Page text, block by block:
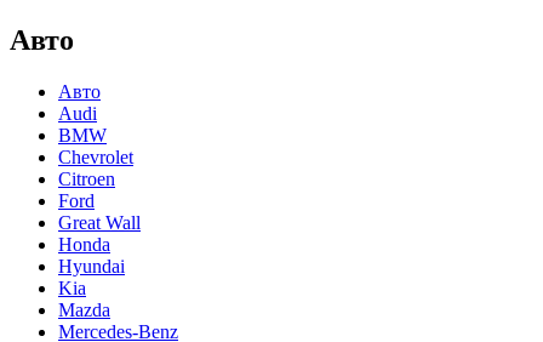
Авто
Авто
Audi
BMW
Chevrolet
Citroen
Ford
Great Wall
Honda
Hyundai
Kia
Mazda
Mercedes-Benz